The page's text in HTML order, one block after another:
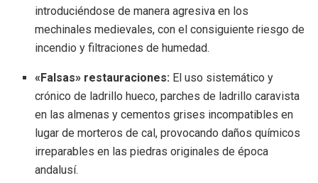
introduciéndose de manera agresiva en los
mechinales medievales, con el consiguiente riesgo de
incendio y filtraciones de humedad.
«Falsas» restauraciones: El uso sistemático y
crónico de ladrillo hueco, parches de ladrillo caravista
en las almenas y cementos grises incompatibles en
lugar de morteros de cal, provocando daños químicos
irreparables en las piedras originales de época
andalusí.